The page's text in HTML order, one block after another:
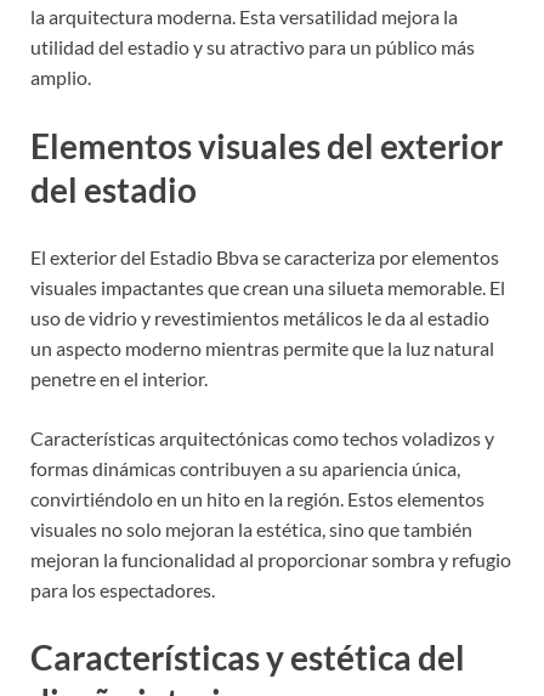
la arquitectura moderna. Esta versatilidad mejora la
utilidad del estadio y su atractivo para un público más
amplio.
Elementos visuales del exterior
del estadio
El exterior del Estadio Bbva se caracteriza por elementos
visuales impactantes que crean una silueta memorable. El
uso de vidrio y revestimientos metálicos le da al estadio
un aspecto moderno mientras permite que la luz natural
penetre en el interior.
Características arquitectónicas como techos voladizos y
formas dinámicas contribuyen a su apariencia única,
convirtiéndolo en un hito en la región. Estos elementos
visuales no solo mejoran la estética, sino que también
mejoran la funcionalidad al proporcionar sombra y refugio
para los espectadores.
Características y estética del